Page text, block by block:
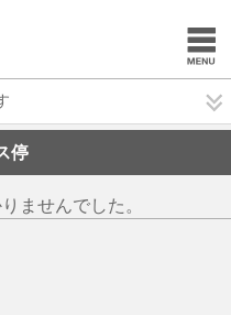
停
ませんでした。